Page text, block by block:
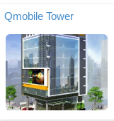
Qmobile Tower